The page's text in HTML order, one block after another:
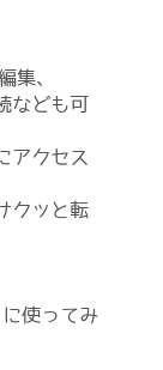
集、
なども可
アクセス
クッと転
使ってみ